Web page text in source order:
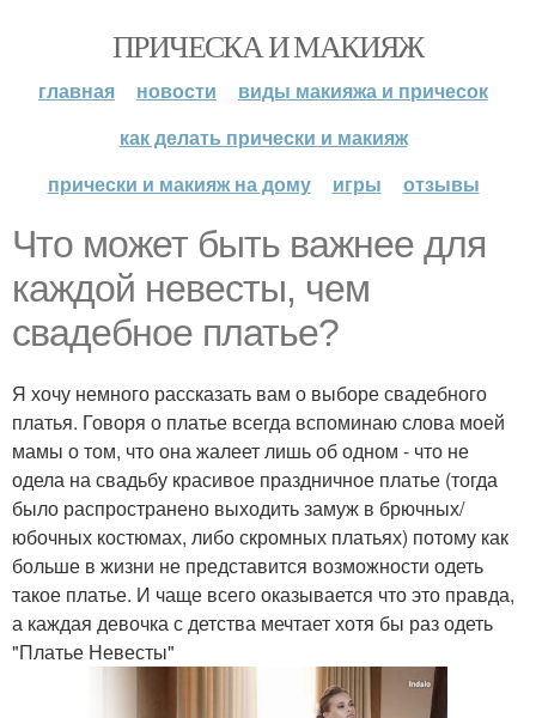
ПРИЧЕСКА И МАКИЯЖ
главная новости
виды макияжа и причесок
как делать прически и макияж
прически и макияж на дому
игры отзывы
Что может быть важнее для
каждой невесты, чем
свадебное платье?
Я хочу немного рассказать вам о выборе свадебного
платья. Говоря о платье всегда вспоминаю слова моей
мамы о том, что она жалеет лишь об одном - что не
одела на свадьбу красивое праздничное платье (тогда
было распространено выходить замуж в брючных/
юбочных костюмах, либо скромных платьях) потому как
больше в жизни не представится возможности одеть
такое платье. И чаще всего оказывается что это правда,
а каждая девочка с детства мечтает хотя бы раз одеть
"Платье Невесты"